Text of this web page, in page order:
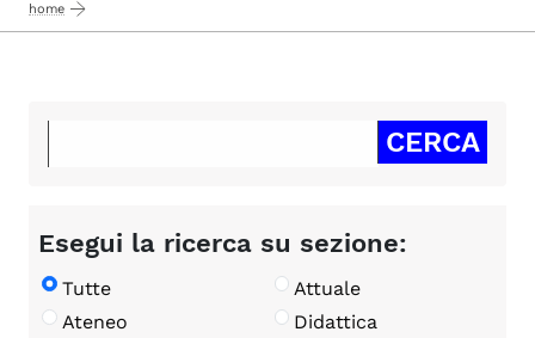
home
Esegui la ricerca su sezione:
Tutte
Attuale
Ateneo
Didattica